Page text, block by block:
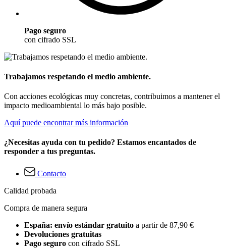
Pago seguro
con cifrado SSL
Trabajamos respetando el medio ambiente.
Con acciones ecológicas muy concretas, contribuimos a mantener el
impacto medioambiental lo más bajo posible.
Aquí puede encontrar más información
¿Necesitas ayuda con tu pedido? Estamos encantados de
responder a tus preguntas.
Contacto
Calidad probada
Compra de manera segura
España: envío estándar gratuito a partir de 87,90 €
Devoluciones gratuitas
Pago seguro con cifrado SSL